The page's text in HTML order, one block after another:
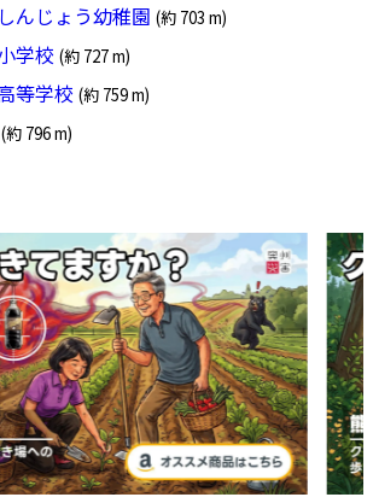
んじょう幼稚園 (約 703 m)
学校 (約 727 m)
等学校 (約 759 m)
(約 796 m)